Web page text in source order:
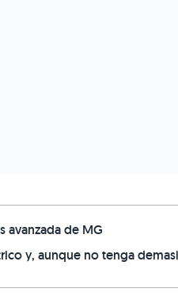
avanzada de MG
y, aunque no tenga